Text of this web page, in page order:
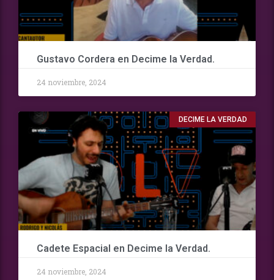
Gustavo Cordera en Decime la Verdad.
24 noviembre, 2024
DECIME LA VERDAD
Cadete Espacial en Decime la Verdad.
24 noviembre, 2024